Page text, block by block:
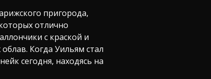
пригорода,
отлично
с краской и
Когда Уильям стал
сегодня, находясь на